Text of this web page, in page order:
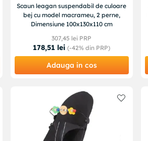
Scaun leagan suspendabil de culoare
bej cu model macrameu, 2 perne,
Dimensiune 100x130x110 cm
307,45 lei PRP
178,51 lei (-42% din PRP)
Adauga in cos